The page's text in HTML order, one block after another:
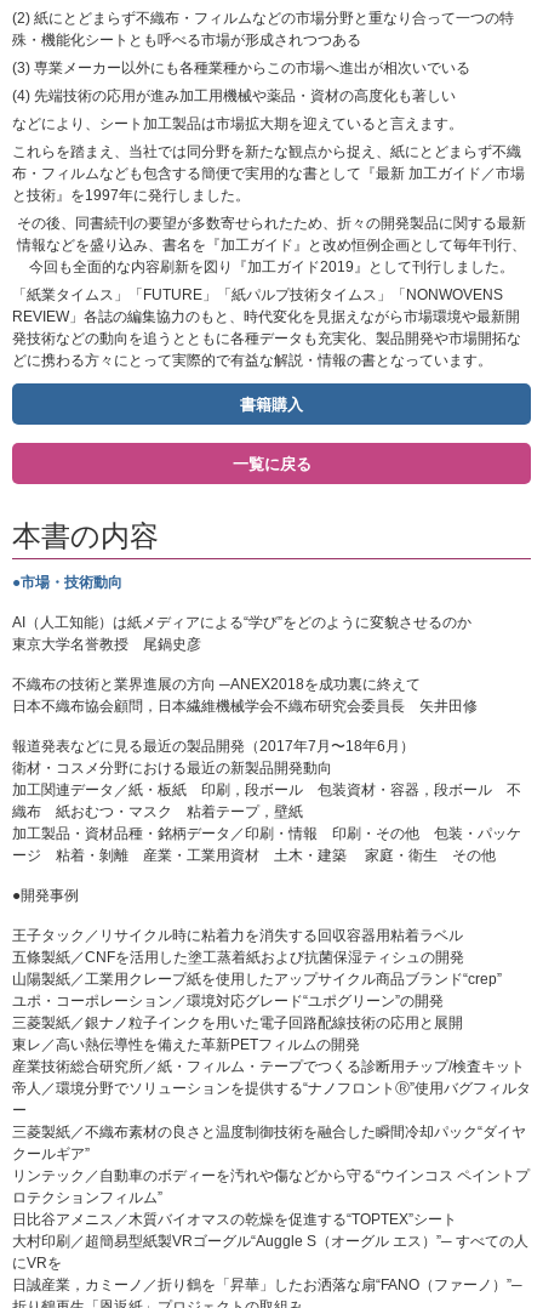
(2) 紙にとどまらず不織布・フィルムなどの市場分野と重なり合って一つの特
殊・機能化シートとも呼べる市場が形成されつつある
(3) 専業メーカー以外にも各種業種からこの市場へ進出が相次いでいる
(4) 先端技術の応用が進み加工用機械や薬品・資材の高度化も著しい
などにより、シート加工製品は市場拡大期を迎えていると言えます。
これらを踏まえ、当社では同分野を新たな観点から捉え、紙にとどまらず不織
布・フィルムなども包含する簡便で実用的な書として『最新 加工ガイド／市場
と技術』を1997年に発行しました。
その後、同書続刊の要望が多数寄せられたため、折々の開発製品に関する最新
情報などを盛り込み、書名を『加工ガイド』と改め恒例企画として毎年刊行、
今回も全面的な内容刷新を図り『加工ガイド2019』として刊行しました。
「紙業タイムス」「FUTURE」「紙パルプ技術タイムス」「NONWOVENS
REVIEW」各誌の編集協力のもと、時代変化を見据えながら市場環境や最新開
発技術などの動向を追うとともに各種データも充実化、製品開発や市場開拓な
どに携わる方々にとって実際的で有益な解説・情報の書となっています。
書籍購入
一覧に戻る
本書の内容
●市場・技術動向
AI（人工知能）は紙メディアによる“学び”をどのように変貌させるのか
東京大学名誉教授 尾鍋史彦
不織布の技術と業界進展の方向 ─ANEX2018を成功裏に終えて
日本不織布協会顧問，日本繊維機械学会不織布研究会委員長 矢井田修
報道発表などに見る最近の製品開発（2017年7月〜18年6月）
衛材・コスメ分野における最近の新製品開発動向
加工関連データ／紙・板紙 印刷，段ボール 包装資材・容器，段ボール 不
織布 紙おむつ・マスク 粘着テープ，壁紙
加工製品・資材品種・銘柄データ／印刷・情報 印刷・その他 包装・パッケ
ージ 粘着・剝離 産業・工業用資材 土木・建築 家庭・衛生 その他
●開発事例
王子タック／リサイクル時に粘着力を消失する回収容器用粘着ラベル
五條製紙／CNFを活用した塗工蒸着紙および抗菌保湿ティシュの開発
山陽製紙／工業用クレープ紙を使用したアップサイクル商品ブランド“crep”
ユポ・コーポレーション／環境対応グレード“ユポグリーン”の開発
三菱製紙／銀ナノ粒子インクを用いた電子回路配線技術の応用と展開
東レ／高い熱伝導性を備えた革新PETフィルムの開発
産業技術総合研究所／紙・フィルム・テープでつくる診断用チップ/検査キット
帝人／環境分野でソリューションを提供する“ナノフロントⓇ”使用バグフィルタ
ー
三菱製紙／不織布素材の良さと温度制御技術を融合した瞬間冷却パック“ダイヤ
クールギア”
リンテック／自動車のボディーを汚れや傷などから守る“ウインコス ペイントプ
ロテクションフィルム”
日比谷アメニス／木質バイオマスの乾燥を促進する“TOPTEX”シート
大村印刷／超簡易型紙製VRゴーグル“Auggle S（オーグル エス）”─ すべての人
にVRを
日誠産業，カミーノ／折り鶴を「昇華」したお洒落な扇“FANO（ファーノ）”─